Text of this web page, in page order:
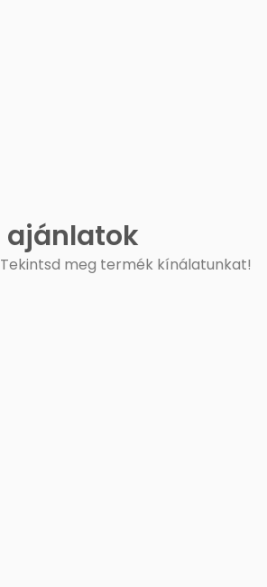
ajánlatok
meg termék kínálatunkat!